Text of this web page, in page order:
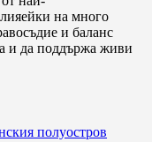
на много
и баланс
и да поддържа живи
полуостров